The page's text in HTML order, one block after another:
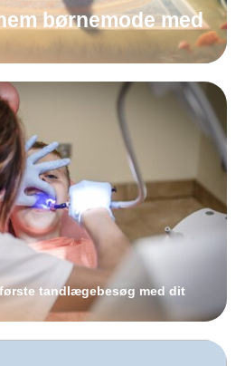
børnemode med
tandlægebesøg med dit